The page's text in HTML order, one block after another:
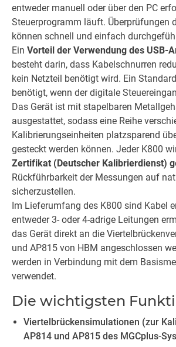
entweder manuell oder über den PC
Steuerprogramm läuft. Überprüfungen
können schnell und einfach
Ein Vorteil der Verwendung des USB-
besteht darin, dass Kabelschnurren
kein Netzteil benötigt wird. Ein
benötigt, wenn der digitale
Das Gerät ist mit stapelbaren
ausgestattet, sodass eine Reihe
Kalibrierungseinheiten platzsparend
gesteckt werden können. Jeder K800
Zertifikat (Deutscher Kalibrierdienst)
Rückführbarkeit der Messungen auf
sicherzustellen.
Im Lieferumfang des K800 sind Kabel
entweder 3- oder 4-adrige Leitungen
das Gerät direkt an die
und AP815 von HBM angeschlossen
werden in Verbindung mit dem
verwendet.
Die wichtigsten
Viertelbrückensimulationen (zur
AP814 und AP815 des MGCplus-